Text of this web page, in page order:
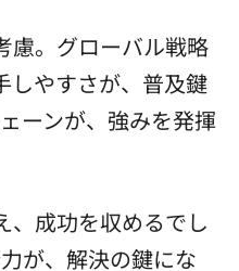
慮。グローバル戦略
しやすさが、普及鍵
ーンが、強みを発揮
、成功を収めるでし
が、解決の鍵にな